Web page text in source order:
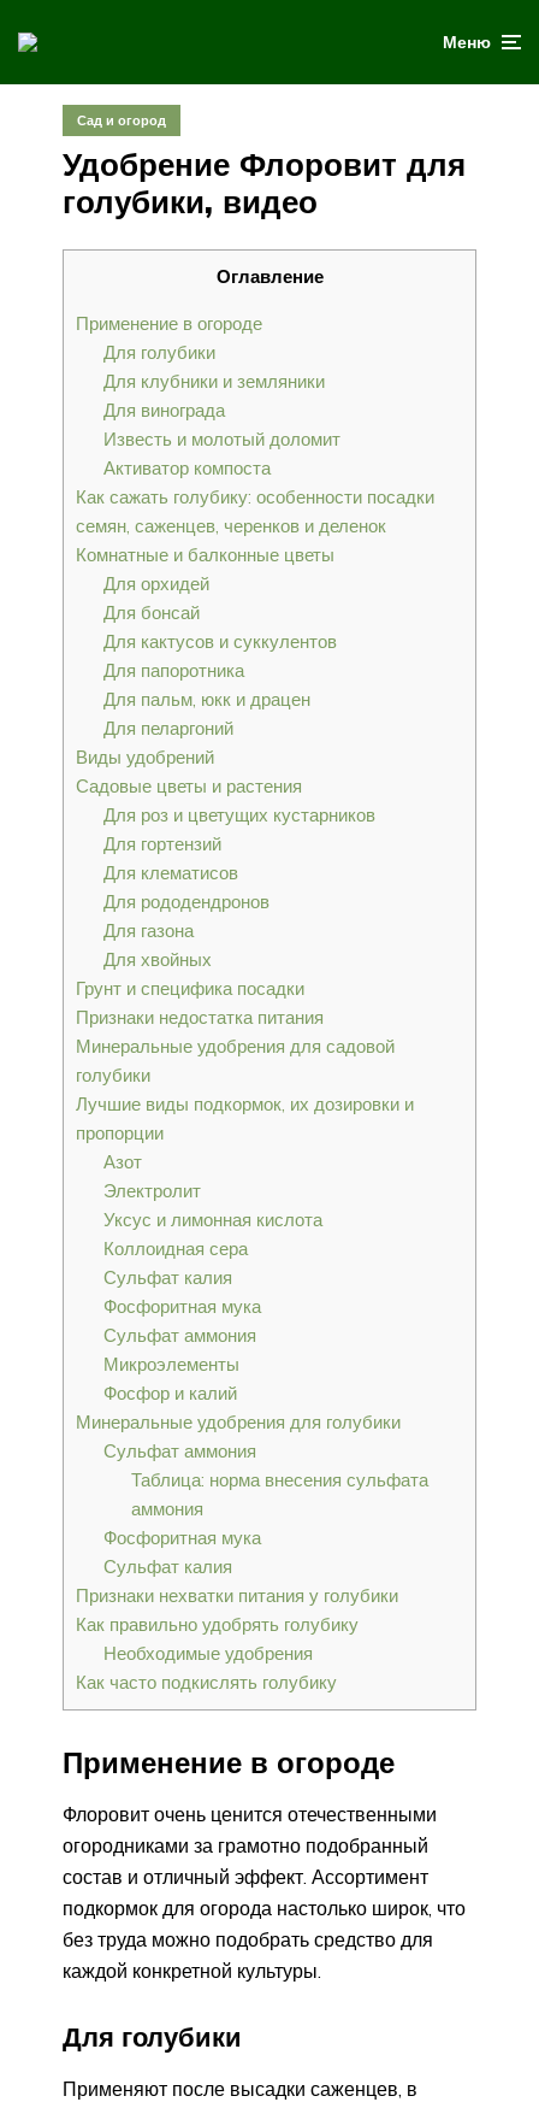
Меню
Сад и огород
Удобрение Флоровит для
голубики, видео
Оглавление
Применение в огороде
Для голубики
Для клубники и земляники
Для винограда
Известь и молотый доломит
Активатор компоста
Как сажать голубику: особенности посадки
семян, саженцев, черенков и деленок
Комнатные и балконные цветы
Для орхидей
Для бонсай
Для кактусов и суккулентов
Для папоротника
Для пальм, юкк и драцен
Для пеларгоний
Виды удобрений
Садовые цветы и растения
Для роз и цветущих кустарников
Для гортензий
Для клематисов
Для рододендронов
Для газона
Для хвойных
Грунт и специфика посадки
Признаки недостатка питания
Минеральные удобрения для садовой
голубики
Лучшие виды подкормок, их дозировки и
пропорции
Азот
Электролит
Уксус и лимонная кислота
Коллоидная сера
Сульфат калия
Фосфоритная мука
Сульфат аммония
Микроэлементы
Фосфор и калий
Минеральные удобрения для голубики
Сульфат аммония
Таблица: норма внесения сульфата
аммония
Фосфоритная мука
Сульфат калия
Признаки нехватки питания у голубики
Как правильно удобрять голубику
Необходимые удобрения
Как часто подкислять голубику
Применение в огороде
Флоровит очень ценится отечественными
огородниками за грамотно подобранный
состав и отличный эффект. Ассортимент
подкормок для огорода настолько широк, что
без труда можно подобрать средство для
каждой конкретной культуры.
Для голубики
Применяют после высадки саженцев, в